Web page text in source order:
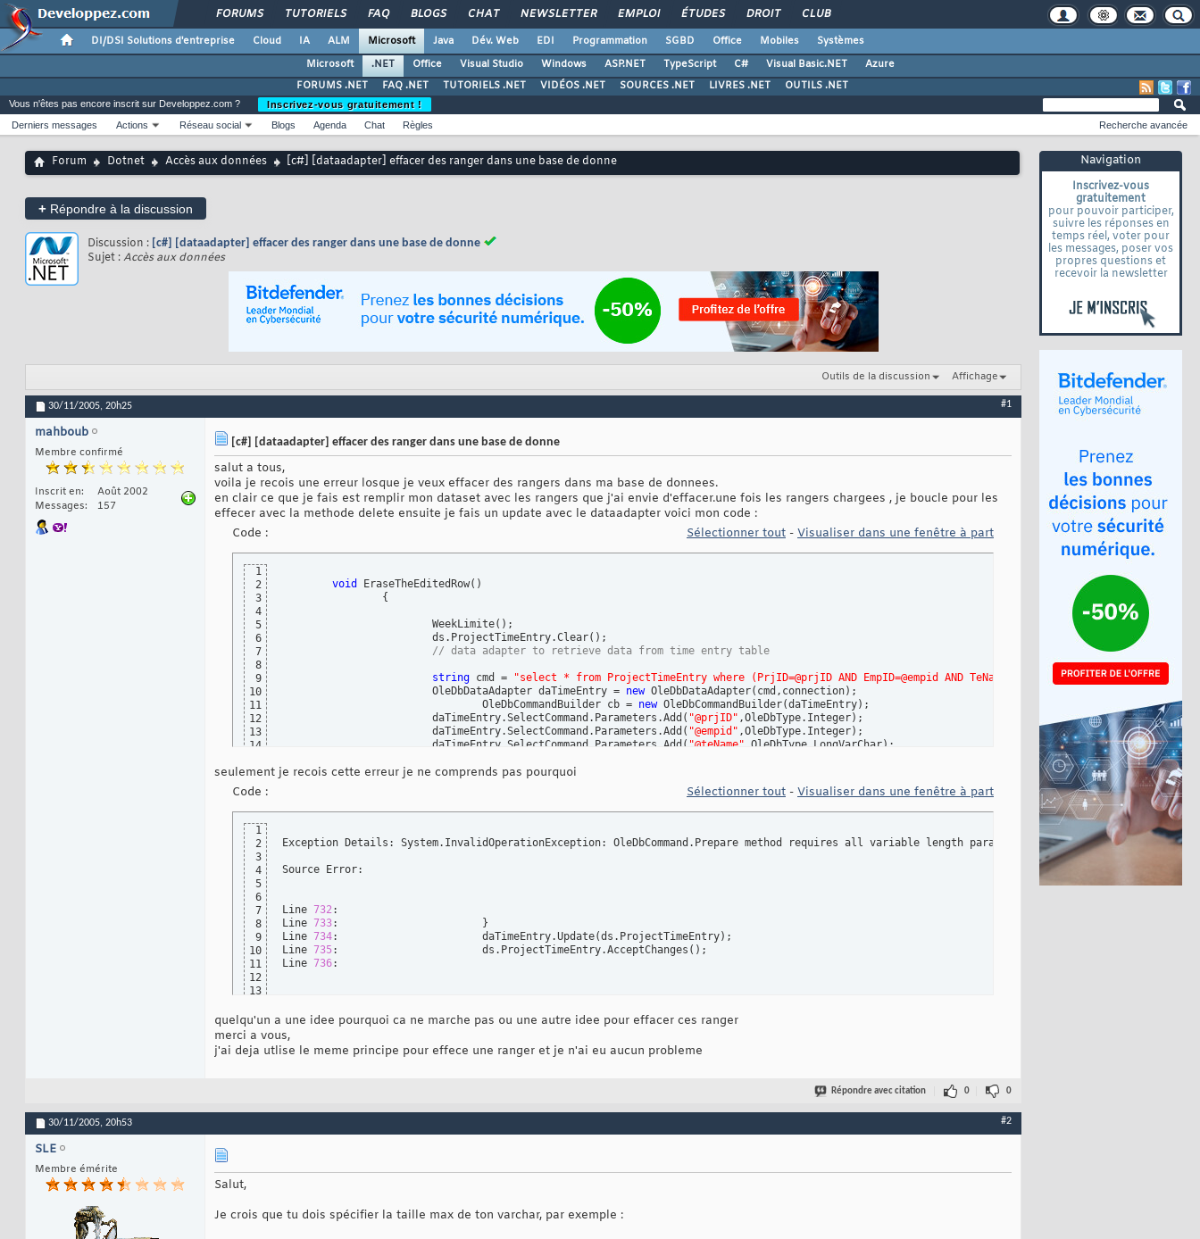
FORUMS TUTORIELS FAQ BLOGS CHAT NEWSLETTER EMPLOI ÉTUDES DROIT CLUB
DI/DSI Solutions d'entreprise Cloud IA ALM Microsoft Java Dév. Web EDI Programmation SGBD Office Mobiles
Systèmes
Microsoft
.NET Office Visual Studio Windows ASP.NET TypeScript C# Visual Basic.NET
Azure
FORUMS .NET
FAQ .NET TUTORIELS .NET VIDÉOS .NET SOURCES .NET LIVRES .NET OUTILS .NET
Navigation
Inscrivez-vous
gratuitement
pour pouvoir participer,
suivre les réponses en
temps réel, voter pour
les messages, poser vos
propres questions et
recevoir la newsletter
Vous n'êtes pas encore inscrit sur Developpez.com ?
Inscrivez-vous gratuitement !
Derniers messages
Actions Réseau social Blogs Agenda Chat Règles Recherche avancée
Forum Dotnet Accès aux données [c#] [dataadapter] effacer des ranger dans une base de donne
+ Répondre à la discussion
Discussion : [c#] [dataadapter] effacer des ranger dans une base de donne
Sujet :Accès aux données
Outils de la discussion Affichage
30/11/2005, 20h25 #1
mahboub
Membre confirmé
Inscrit en
Août 2002
Messages
157
[c#] [dataadapter] effacer des ranger dans une base de donne
salut a tous,
voila je recois une erreur losque je veux effacer des rangers dans ma base de donnees.
en clair ce que je fais est remplir mon dataset avec les rangers que j'ai envie d'effacer.une fois les rangers chargees , je boucle pour les
effecer avec la methode delete ensuite je fais un update avec le dataadapter voici mon code :
Code :
Sélectionner tout - Visualiser dans une fenêtre à part
1
2
3
4
5
6
7
8
9
10
11
12
13
14
16
17
18
19
20
21
22
23
24
25
26
27
28
29
30
31
32
34
35
36
void EraseTheEditedRow( )
{
			WeekLimite
( ) ;
			ds.ProjectTimeEntry.Clear
( ) ;
// data adapter to retrieve data from time entry table
string cmd =
"select * from ProjectTimeEntry where (PrjID=@prjID AND EmpID=@empid AND TeName=@teName AND TeDate>=@back
			OleDbDataAdapter daTimeEntry =
new OleDbDataAdapter( cmd,connection) ;
				OleDbCommandBuilder cb =
new OleDbCommandBuilder(daTimeEntry) ;
			daTimeEntry.SelectCommand.Parameters.Add
( "@prjID" ,OleDbType.Integer) ;
			daTimeEntry.SelectCommand.Parameters.Add
( "@empid" ,OleDbType.Integer) ;
			daTimeEntry.SelectCommand.Parameters.Add
( "@teName" ,OleDbType.LongVarChar) ;
			daTimeEntry.SelectCommand.Parameters.Add
"@prjID" ].Value=_ProjectID;
"@empid"].Value=EmpID;
			daTimeEntry.SelectCommand.Parameters
["@teName"].Value = _TeName;
			daTimeEntry.SelectCommand.Parameters
["@forward" ].Value =forwardDate ;
			daTimeEntry.Fill
ds.ProjectTimeEntry
			daTimeEntry.Update
(ds.ProjectTimeEntry);
			ds.ProjectTimeEntry.AcceptChanges
seulement je recois cette erreur je ne comprends pas pourquoi
Code :
Sélectionner tout - Visualiser dans une fenêtre à part
1
2
3
4
5
6
7
8
9
10
11
12
13
Exception Details: System.InvalidOperationException: OleDbCommand.Prepare method requires all variable length parameters to have an explicitly set
Source Error:
Line 732:
Line 733
}
Line 734 :			daTimeEntry.Update(ds.ProjectTimeEntry) ;
Line 735 :			ds.ProjectTimeEntry.AcceptChanges ( ) ;
Line 736:
quelqu'un a une idee pourquoi ca ne marche pas ou une autre idee pour effacer ces ranger
merci a vous,
j'ai deja utlise le meme principe pour effece une ranger et je n'ai eu aucun probleme
Répondre avec citation 0 0
30/11/2005, 20h53 #2
SLE
Membre émérite
Salut,
Je crois que tu dois spécifier la taille max de ton varchar, par exemple :